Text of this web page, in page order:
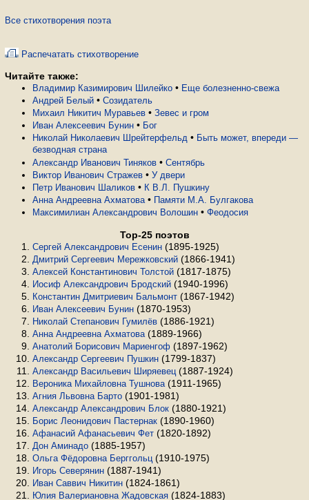
Все стихотворения поэта
Распечатать стихотворение
Читайте также:
Владимир Казимирович Шилейко • Еще болезненно-свежа
Андрей Белый • Созидатель
Михаил Никитич Муравьев • Зевес и гром
Иван Алексеевич Бунин • Бог
Николай Николаевич Шрейтерфельд • Быть может, впереди —
безводная страна
Александр Иванович Тиняков • Сентябрь
Виктор Иванович Стражев • У двери
Петр Иванович Шаликов • К В.Л. Пушкину
Анна Андреевна Ахматова • Памяти М.А. Булгакова
Максимилиан Александрович Волошин • Феодосия
Top-25 поэтов
Сергей Александрович Есенин (1895-1925)
Дмитрий Сергеевич Мережковский (1866-1941)
Алексей Константинович Толстой (1817-1875)
Иосиф Александрович Бродский (1940-1996)
Константин Дмитриевич Бальмонт (1867-1942)
Иван Алексеевич Бунин (1870-1953)
Николай Степанович Гумилёв (1886-1921)
Анна Андреевна Ахматова (1889-1966)
Анатолий Борисович Мариенгоф (1897-1962)
Александр Сергеевич Пушкин (1799-1837)
Александр Васильевич Ширяевец (1887-1924)
Вероника Михайловна Тушнова (1911-1965)
Агния Львовна Барто (1901-1981)
Александр Александрович Блок (1880-1921)
Борис Леонидович Пастернак (1890-1960)
Афанасий Афанасьевич Фет (1820-1892)
Дон Аминадо (1885-1957)
Ольга Фёдоровна Берггольц (1910-1975)
Игорь Северянин (1887-1941)
Иван Саввич Никитин (1824-1861)
Юлия Валериановна Жадовская (1824-1883)